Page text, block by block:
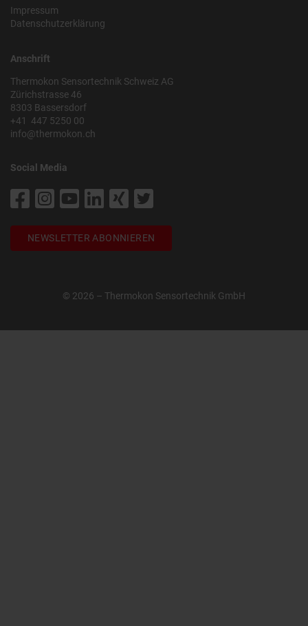
Impressum
Datenschutzerklärung
Anschrift
Thermokon Sensortechnik Schweiz AG
Zürichstrasse 46
8303 Bassersdorf
+41 447 5250 00
info@thermokon.ch
Social Media
NEWSLETTER ABONNIEREN
© 2026 – Thermokon Sensortechnik GmbH